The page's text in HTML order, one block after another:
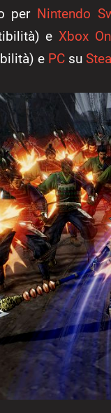
per Nintendo
eXbox
e PC su